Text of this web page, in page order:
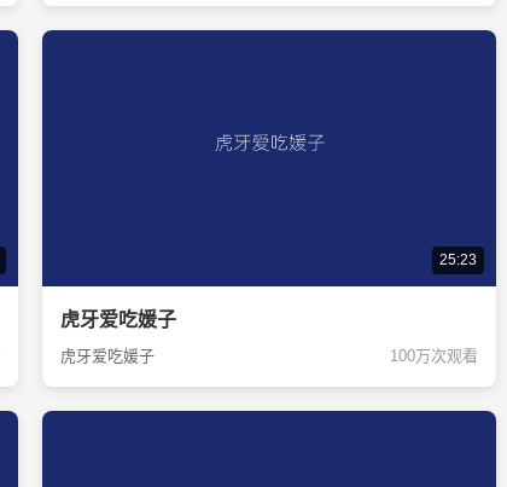
25:23
虎牙爱吃媛子
虎牙爱吃媛子 100万次观看